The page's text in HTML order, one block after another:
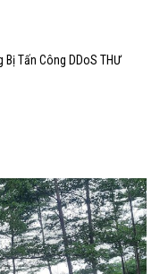
Tấn Công DDoS THƯ